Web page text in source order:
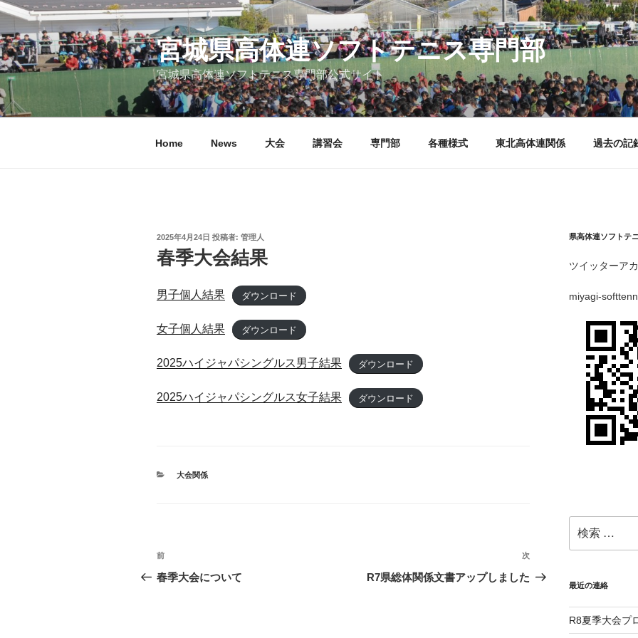
コ
テ
ン
ツ
へ
ス
宮城県高体連ソフトテニス専門部
宮城県高体連ソフトテニス専門部公式サイト
Home News 大会 講習会 専門部 各種様式 東北高体連関係 過去の記
投
稿
日:
2025年4月24日 投稿者: 管理人
春季大会結果
男子個人結果 ダウンロード
女子個人結果 ダウンロード
2025ハイジャパシングルス男子結果 ダウンロード
2025ハイジャパシングルス女子結果 ダウンロード
カ
大会関係
投
稿
過
去
前
春季大会について
の
次
R7県総体関係文書アップしました
県高体連ソフトテ
ツイッターア
miyagi-
索:
最近の連絡
R8夏季大会プ